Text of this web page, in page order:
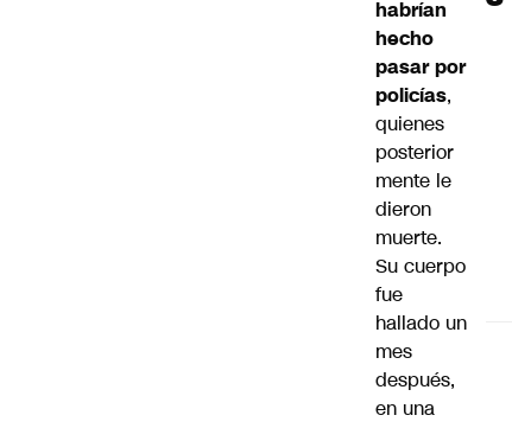
habrían
hecho
pasar por
policías,
quienes
posterior
mente le
dieron
muerte.
Su cuerpo
fue
hallado un
mes
después,
en una